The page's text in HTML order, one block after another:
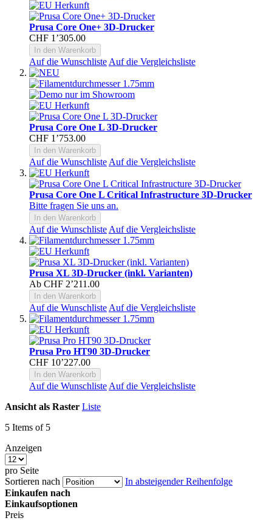
Prusa Core One+ 3D-Drucker
CHF 1’305.00
In den Warenkorb
Auf die Wunschliste Auf die Vergleichsliste
Prusa Core One L 3D-Drucker
CHF 1’753.00
In den Warenkorb
Auf die Wunschliste Auf die Vergleichsliste
Prusa Core One L Critical Infrastructure 3D-Drucker
Bitte fragen Sie uns an.
In den Warenkorb
Auf die Wunschliste Auf die Vergleichsliste
Prusa XL 3D-Drucker (inkl. Varianten)
Ab CHF 2’211.00
In den Warenkorb
Auf die Wunschliste Auf die Vergleichsliste
Prusa Pro HT90 3D-Drucker
CHF 10’227.00
In den Warenkorb
Auf die Wunschliste Auf die Vergleichsliste
Ansicht als Raster Liste
5 Items of 5
Anzeigen
pro Seite
Sortieren nach
In absteigender Reihenfolge
Einkaufen nach
Einkaufsoptionen
Preis